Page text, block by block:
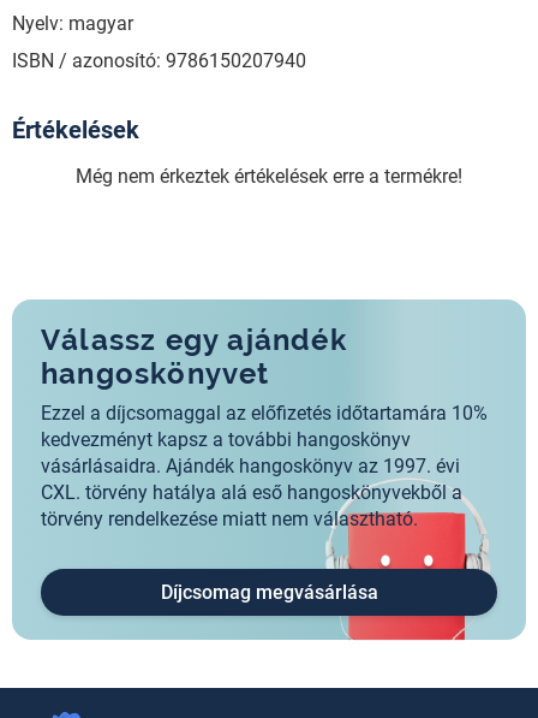
Nyelv: magyar
ISBN / azonosító: 9786150207940
Értékelések
Még nem érkeztek értékelések erre a termékre!
Válassz egy ajándék
hangoskönyvet
Ezzel a díjcsomaggal az előfizetés időtartamára 10%
kedvezményt kapsz a további hangoskönyv
vásárlásaidra. Ajándék hangoskönyv az 1997. évi
CXL. törvény hatálya alá eső hangoskönyvekből a
törvény rendelkezése miatt nem választható.
Díjcsomag megvásárlása